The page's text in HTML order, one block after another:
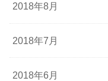
2018年8月
2018年7月
2018年6月